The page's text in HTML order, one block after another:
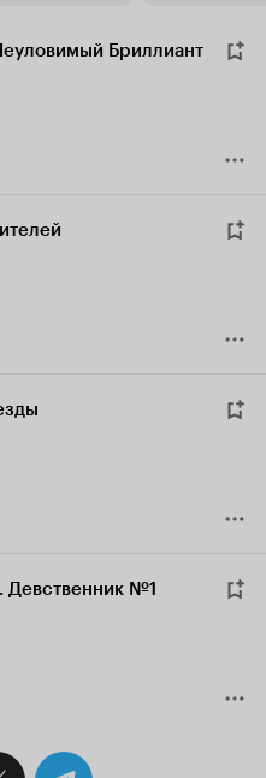
Бриллиант
Девственник №1